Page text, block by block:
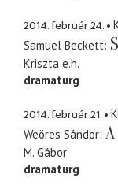
2014. február 24.
Samuel Beckett
Kriszta e.h.
dramaturg
2014. február 21.
Weöres Sándor
M. Gábor
dramaturg